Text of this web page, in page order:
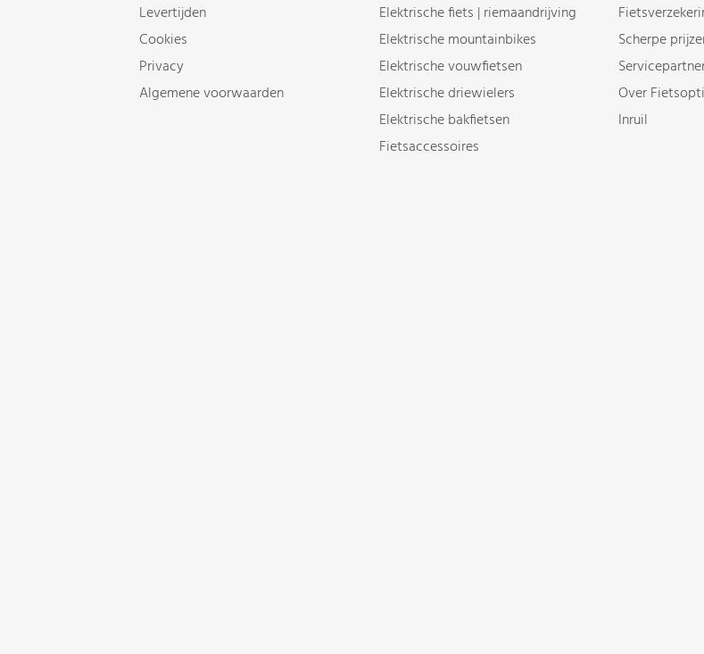
Levertijden
Cookies
Privacy
Algemene voorwaarden
Elektrische fiets | riemaandrijving
Elektrische mountainbikes
Elektrische vouwfietsen
Elektrische driewielers
Elektrische bakfietsen
Fietsaccessoires
Scherpe
Over
Inruil